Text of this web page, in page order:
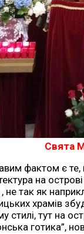
Свята
фактом є
на
не так як
храмів
стилі, тут на
готика”,